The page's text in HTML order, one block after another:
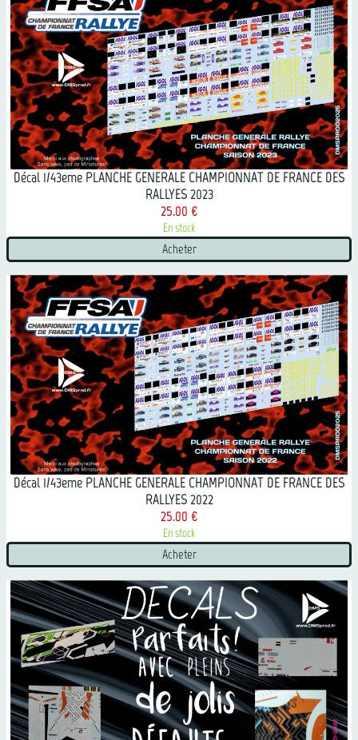
Décal 1/43eme PLANCHE GENERALE CHAMPIONNAT DE FRANCE DES
RALLYES 2023
25.00 €
En stock
Acheter
Décal 1/43eme PLANCHE GENERALE CHAMPIONNAT DE FRANCE DES
RALLYES 2022
25.00 €
En stock
Acheter